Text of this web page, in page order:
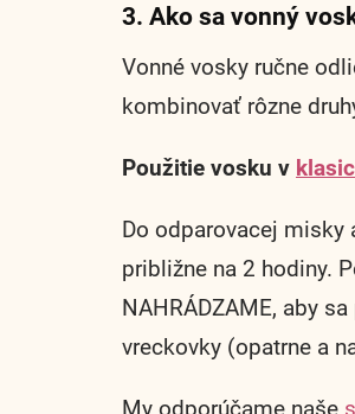
3. Ako sa vonný
Vonné vosky ručne
kombinovať rôzne
Použitie vosku v
Do odparovacej
približne na 2 hodiny.
NAHRÁDZAME, aby
vreckovky (opatrne a